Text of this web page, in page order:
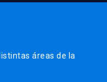
áreas de la